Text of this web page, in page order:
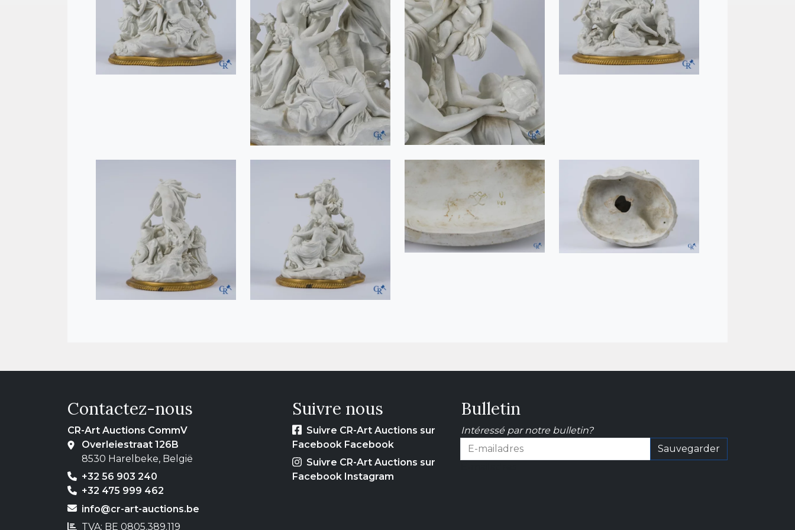
Contactez-nous
CR-Art Auctions CommV
Overleiestraat 126B
8530 Harelbeke, België
+32 56 903 240
+32 475 999 462
info@cr-art-auctions.be
TVA: BE 0805.389.119
Suivre nous
Suivre CR-Art Auctions sur
Facebook Facebook
Suivre CR-Art Auctions sur
Facebook Instagram
Bulletin
Intéressé par notre bulletin?
Sauvegarder